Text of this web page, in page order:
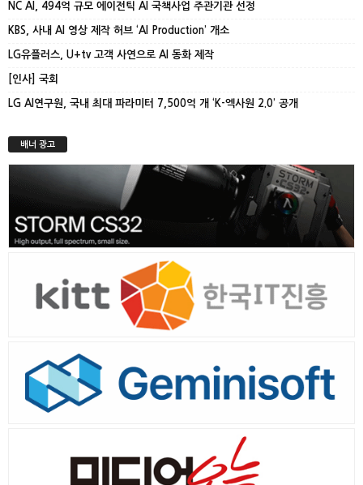
NC AI, 494억 규모 에이전틱 AI 국책사업 주관기관 선정
KBS, 사내 AI 영상 제작 허브 ‘AI Production’ 개소
LG유플러스, U+tv 고객 사연으로 AI 동화 제작
[인사] 국회
LG AI연구원, 국내 최대 파라미터 7,500억 개 ‘K-엑사원 2.0’ 공개
배너 광고